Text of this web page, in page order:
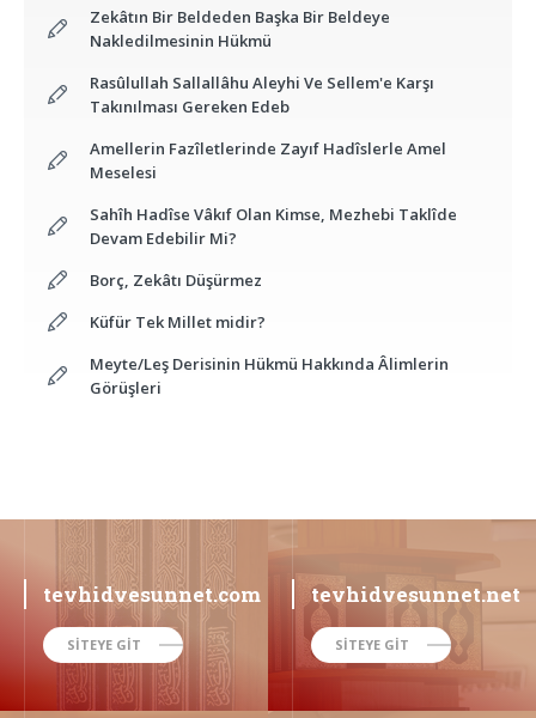
Zekâtın Bir Beldeden Başka Bir Beldeye
Nakledilmesinin Hükmü
Rasûlullah Sallallâhu Aleyhi Ve Sellem'e Karşı
Takınılması Gereken Edeb
Amellerin Fazîletlerinde Zayıf Hadîslerle Amel
Meselesi
Sahîh Hadîse Vâkıf Olan Kimse, Mezhebi Taklîde
Devam Edebilir Mi?
Borç, Zekâtı Düşürmez
Küfür Tek Millet midir?
Meyte/Leş Derisinin Hükmü Hakkında Âlimlerin
Görüşleri
tevhidvesunnet.com
SİTEYE GİT
tevhidvesunnet.net
SİTEYE GİT